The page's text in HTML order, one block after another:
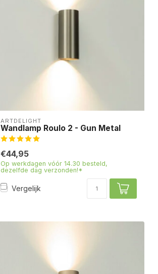
ARTDELIGHT
Wandlamp Roulo 2 - Gun Metal
€44,95
Op werkdagen vóór 14.30 besteld,
dezelfde dag verzonden!*
Vergelijk